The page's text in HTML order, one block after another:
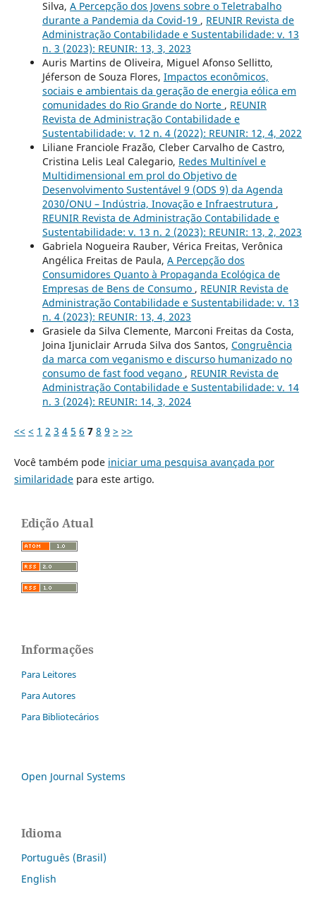
Silva, A Percepção dos Jovens sobre o Teletrabalho
durante a Pandemia da Covid-19 , REUNIR Revista de
Administração Contabilidade e Sustentabilidade: v. 13
n. 3 (2023): REUNIR: 13, 3, 2023
Auris Martins de Oliveira, Miguel Afonso Sellitto,
Jéferson de Souza Flores, Impactos econômicos,
sociais e ambientais da geração de energia eólica em
comunidades do Rio Grande do Norte , REUNIR
Revista de Administração Contabilidade e
Sustentabilidade: v. 12 n. 4 (2022): REUNIR: 12, 4, 2022
Liliane Franciole Frazão, Cleber Carvalho de Castro,
Cristina Lelis Leal Calegario, Redes Multinível e
Multidimensional em prol do Objetivo de
Desenvolvimento Sustentável 9 (ODS 9) da Agenda
2030/ONU – Indústria, Inovação e Infraestrutura ,
REUNIR Revista de Administração Contabilidade e
Sustentabilidade: v. 13 n. 2 (2023): REUNIR: 13, 2, 2023
Gabriela Nogueira Rauber, Vérica Freitas, Verônica
Angélica Freitas de Paula, A Percepção dos
Consumidores Quanto à Propaganda Ecológica de
Empresas de Bens de Consumo , REUNIR Revista de
Administração Contabilidade e Sustentabilidade: v. 13
n. 4 (2023): REUNIR: 13, 4, 2023
Grasiele da Silva Clemente, Marconi Freitas da Costa,
Joina Ijuniclair Arruda Silva dos Santos, Congruência
da marca com veganismo e discurso humanizado no
consumo de fast food vegano , REUNIR Revista de
Administração Contabilidade e Sustentabilidade: v. 14
n. 3 (2024): REUNIR: 14, 3, 2024
<< < 1 2 3 4 5 6 7 8 9 > >>
Você também pode iniciar uma pesquisa avançada por
similaridadepara este artigo.
Edição Atual
Informações
Para Leitores
Para Autores
Para Bibliotecários
Open Journal Systems
Idioma
Português (Brasil)
English